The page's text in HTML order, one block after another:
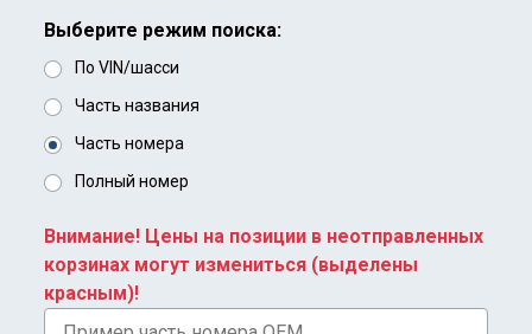
Выберите режим поиска:
По VIN/шасси
Часть названия
Часть номера
Полный номер
Внимание! Цены на позиции в неотправленных
корзинах могут измениться (выделены
красным)!